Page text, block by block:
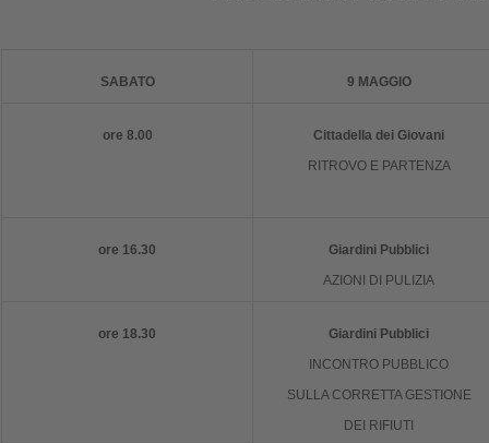
SABATO 9 MAGGIO
ore 8.00
Cittadella dei Giovani
RITROVO E PARTENZA
ore 16.30
Giardini Pubblici
AZIONI DI PULIZIA
ore 18.30
Giardini Pubblici
INCONTRO PUBBLICO
SULLA CORRETTA GESTIONE
DEI RIFIUTI